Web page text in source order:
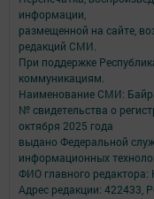
информации,
размещенной на сайте,
редакций СМИ.
При поддержке
коммуникациям.
Наименование СМИ:
№ свидетельства о
октября 2025 года
выдано Федеральной
информационных
ФИО главного
Адрес редакции: 422433,